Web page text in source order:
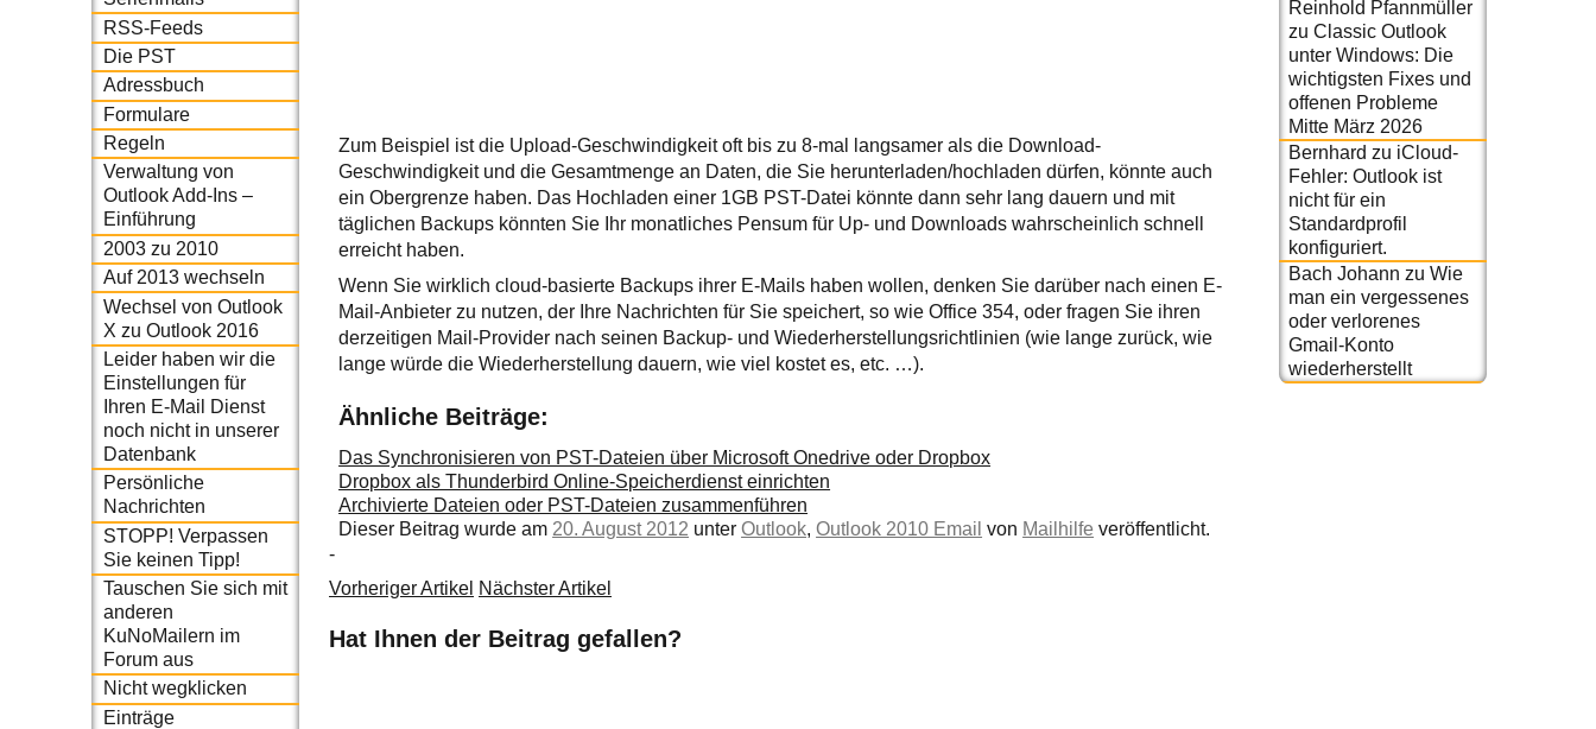
RSS-Feeds
Die PST
Adressbuch
Formulare
Regeln
Verwaltung von
Outlook Add-Ins –
Einführung
2003 zu 2010
Auf 2013 wechseln
Wechsel von Outlook
X zu Outlook 2016
Leider haben wir die
Einstellungen für
Ihren E-Mail Dienst
noch nicht in unserer
Datenbank
Persönliche
Nachrichten
STOPP! Verpassen
Sie keinen Tipp!
Tauschen Sie sich mit
anderen
KuNoMailern im
Forum aus
Nicht wegklicken
Einträge
Zum Beispiel ist die Upload-Geschwindigkeit oft bis zu 8-mal langsamer als die Download-
Geschwindigkeit und die Gesamtmenge an Daten, die Sie herunterladen/hochladen dürfen, könnte auch
ein Obergrenze haben. Das Hochladen einer 1GB PST-Datei könnte dann sehr lang dauern und mit
täglichen Backups könnten Sie Ihr monatliches Pensum für Up- und Downloads wahrscheinlich schnell
erreicht haben.
Wenn Sie wirklich cloud-basierte Backups ihrer E-Mails haben wollen, denken Sie darüber nach einen E-
Mail-Anbieter zu nutzen, der Ihre Nachrichten für Sie speichert, so wie Office 354, oder fragen Sie ihren
derzeitigen Mail-Provider nach seinen Backup- und Wiederherstellungsrichtlinien (wie lange zurück, wie
lange würde die Wiederherstellung dauern, wie viel kostet es, etc. …).
Ähnliche Beiträge:
Das Synchronisieren von PST-Dateien über Microsoft Onedrive oder Dropbox
Dropbox als Thunderbird Online-Speicherdienst einrichten
Archivierte Dateien oder PST-Dateien zusammenführen
Dieser Beitrag wurde am 20. August 2012 unterOutlook,Outlook 2010 Email von Mailhilfe veröffentlicht.
-
Vorheriger Artikel Nächster Artikel
Hat Ihnen der Beitrag gefallen?
Reinhold Pfannmüller
zu Classic Outlook
unter Windows: Die
wichtigsten Fixes und
offenen Probleme
Mitte März 2026
Bernhard zu iCloud-
Fehler: Outlook ist
nicht für ein
Standardprofil
konfiguriert.
Bach Johann zu Wie
man ein vergessenes
oder verlorenes
Gmail-Konto
wiederherstellt